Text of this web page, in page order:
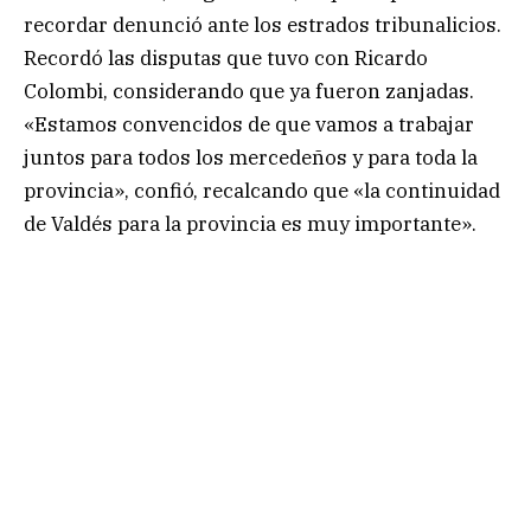
recordar denunció ante los estrados tribunalicios.
Recordó las disputas que tuvo con Ricardo
Colombi, considerando que ya fueron zanjadas.
«Estamos convencidos de que vamos a trabajar
juntos para todos los mercedeños y para toda la
provincia», confió, recalcando que «la continuidad
de Valdés para la provincia es muy importante».